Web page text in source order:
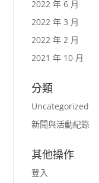
2022 年 6 月
2022 年 3 月
2022 年 2 月
2021 年 10 月
分類
Uncategorized
新聞與活動紀錄
其他操作
登入